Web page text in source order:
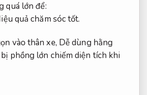
quá lớn để:
quả chăm sóc tốt.
vào thân xe, Dễ dùng hằng
phồng lớn chiếm diện tích khi